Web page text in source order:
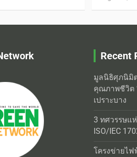
Recent
มูลนิธิศุภนิมิ
คุณภาพชีวิต
เปราะบาง
3 ทศวรรษแ
ISO/IEC
โครงข่ายไฟ